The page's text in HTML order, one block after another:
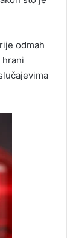
odmah